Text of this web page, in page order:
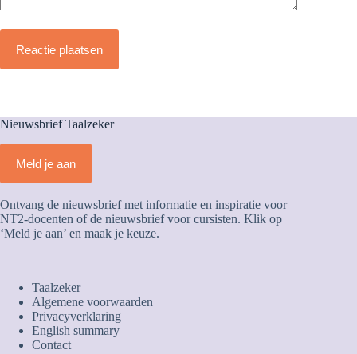
Reactie plaatsen
Nieuwsbrief Taalzeker
Meld je aan
Ontvang de nieuwsbrief met informatie en inspiratie voor
NT2-docenten of de nieuwsbrief voor cursisten. Klik op
‘Meld je aan’ en maak je keuze.
Taalzeker
Algemene voorwaarden
Privacyverklaring
English summary
Contact